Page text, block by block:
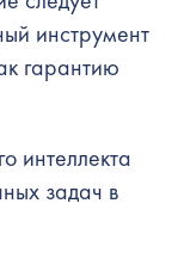
инструмент
гарантию
интеллекта
задач в